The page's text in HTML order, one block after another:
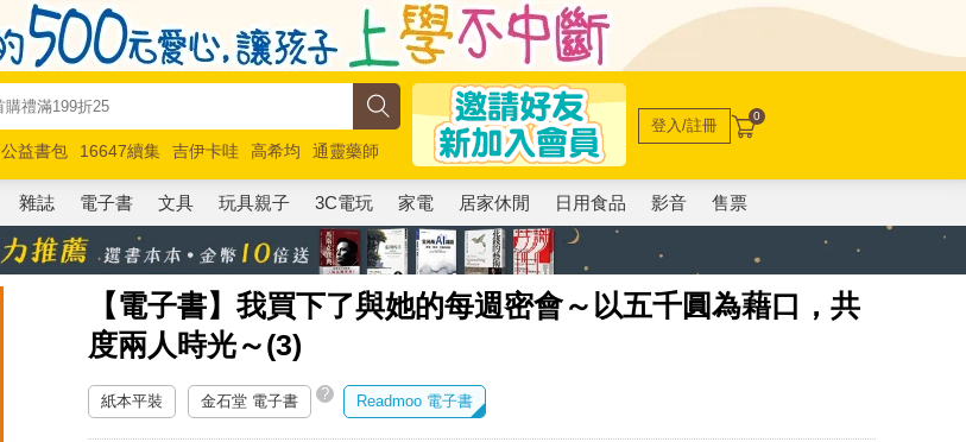
公益書包 16647續集 吉伊卡哇 高希均
通靈藥師
馬斯克 玩具總動員5 超慢跑
登入/註冊 0
雜誌 電子書 文具 玩具親子 3C電玩 家電 居家休閒 日用食品 影音 售票
【電子書】我買下了與她的每週密會～以五千圓為藉口，共
度兩人時光～(3)
紙本平裝 金石堂 電子書 ? Readmoo 電子書